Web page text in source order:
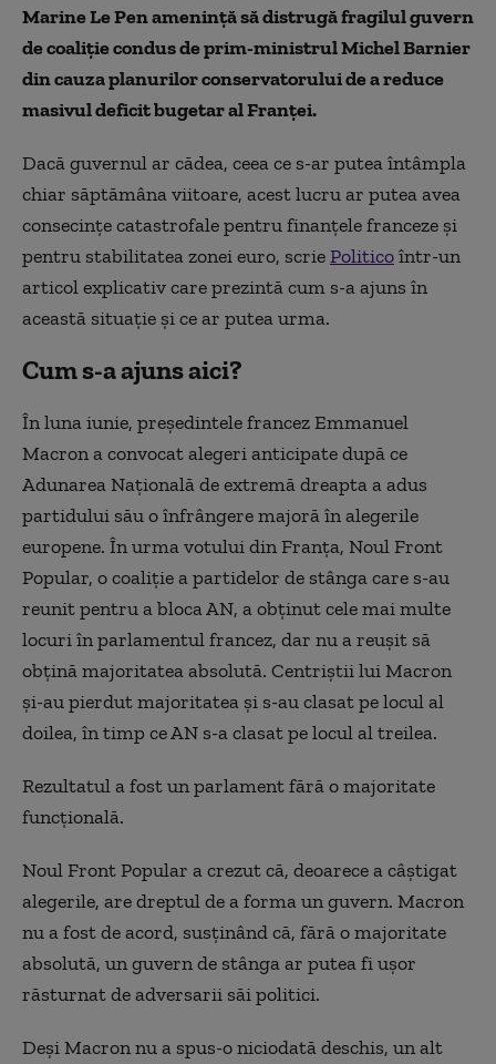
Marine Le Pen amenință să distrugă fragilul guvern
de coaliție condus de prim-ministrul Michel Barnier
din cauza planurilor conservatorului de a reduce
masivul deficit bugetar al Franței.
Dacă guvernul ar cădea, ceea ce s-ar putea întâmpla
chiar săptămâna viitoare, acest lucru ar putea avea
consecințe catastrofale pentru finanțele franceze și
pentru stabilitatea zonei euro, scriePoliticoîntr-un
articol explicativ care prezintă cum s-a ajuns în
această situație și ce ar putea urma.
Cum s-a ajuns aici?
În luna iunie, președintele francez Emmanuel
Macron a convocat alegeri anticipate după ce
Adunarea Națională de extremă dreapta a adus
partidului său o înfrângere majoră în alegerile
europene. În urma votului din Franța, Noul Front
Popular, o coaliție a partidelor de stânga care s-au
reunit pentru a bloca AN, a obținut cele mai multe
locuri în parlamentul francez, dar nu a reușit să
obțină majoritatea absolută. Centriștii lui Macron
și-au pierdut majoritatea și s-au clasat pe locul al
doilea, în timp ce AN s-a clasat pe locul al treilea.
Rezultatul a fost un parlament fără o majoritate
funcțională.
Noul Front Popular a crezut că, deoarece a câștigat
alegerile, are dreptul de a forma un guvern. Macron
nu a fost de acord, susținând că, fără o majoritate
absolută, un guvern de stânga ar putea fi ușor
răsturnat de adversarii săi politici.
Deși Macron nu a spus-o niciodată deschis, un alt